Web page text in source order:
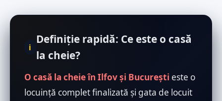
i
Definiție rapidă: Ce este o casă
la cheie?
O casă la cheie în Ilfov și București este o
locuință complet finalizată și gata de locuit